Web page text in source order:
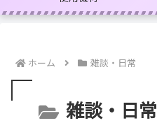
ホーム 雑談・日常
雑談・日常